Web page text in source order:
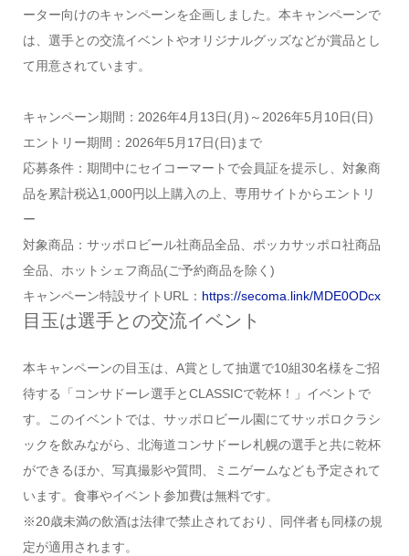
ーター向けのキャンペーンを企画しました。本キャンペーンで
は、選手との交流イベントやオリジナルグッズなどが賞品とし
て用意されています。
キャンペーン期間：2026年4月13日(月)～2026年5月10日(日)
エントリー期間：2026年5月17日(日)まで
応募条件：期間中にセイコーマートで会員証を提示し、対象商
品を累計税込1,000円以上購入の上、専用サイトからエントリ
ー
対象商品：サッポロビール社商品全品、ポッカサッポロ社商品
全品、ホットシェフ商品(ご予約商品を除く)
キャンペーン特設サイトURL： https://secoma.link/MDE0ODcx
目玉は選手との交流イベント
本キャンペーンの目玉は、A賞として抽選で10組30名様をご招
待する「コンサドーレ選手とCLASSICで乾杯！」イベントで
す。このイベントでは、サッポロビール園にてサッポロクラシ
ックを飲みながら、北海道コンサドーレ札幌の選手と共に乾杯
ができるほか、写真撮影や質問、ミニゲームなども予定されて
います。食事やイベント参加費は無料です。
※20歳未満の飲酒は法律で禁止されており、同伴者も同様の規
定が適用されます。